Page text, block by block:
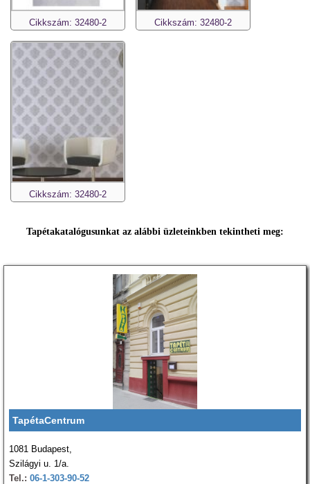
Cikkszám: 32480-2 Cikkszám: 32480-2
Cikkszám: 32480-2
Tapétakatalógusunkat az alábbi üzleteinkben tekintheti meg:
TapétaCentrum
1081 Budapest,
Szilágyi u. 1/a.
Tel.: 06-1-303-90-52